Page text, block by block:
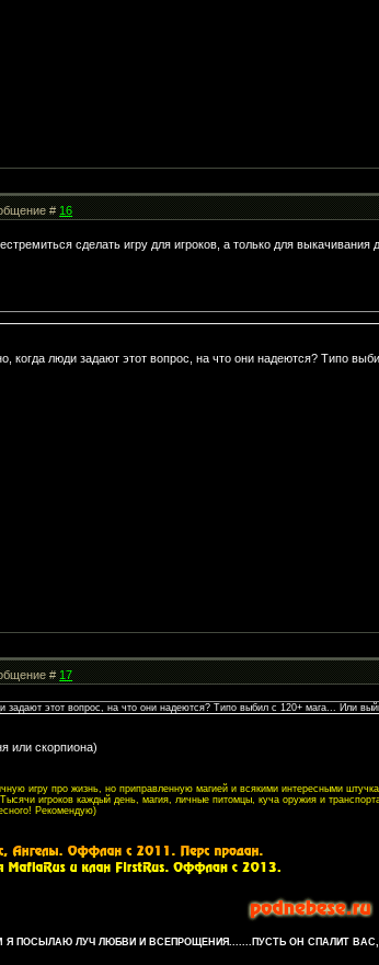
#16
сделать игру для игроков, а только для выкачивания
когда люди задают этот вопрос, на что они надеются? Типо
#17
задают этот вопрос, на что они надеются? Типо выбил с 120+ мага... Или
или скорпиона)
игру про жизнь, но приправленную магией и всякими интересными
игроков каждый день, магия, личные питомцы, куча оружия и
Рекомендую)
Я ПОСЫЛАЮ ЛУЧ ЛЮБВИ И ВСЕПРОЩЕНИЯ.......ПУСТЬ ОН СПАЛИТ